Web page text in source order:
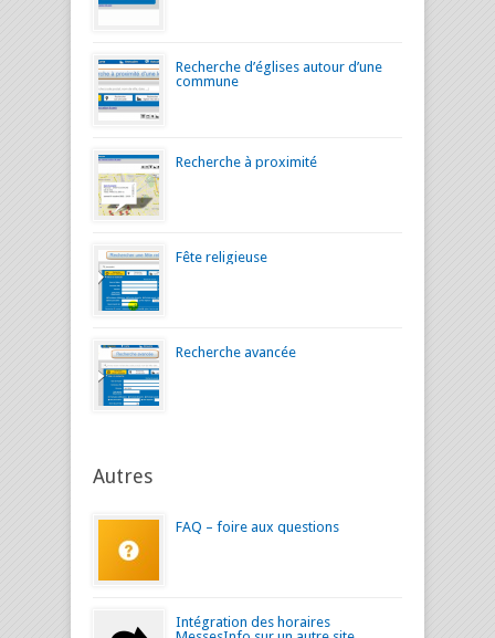
Recherche d’églises autour d’une
commune
Recherche à proximité
Fête religieuse
Recherche avancée
Autres
FAQ – foire aux questions
Intégration des horaires